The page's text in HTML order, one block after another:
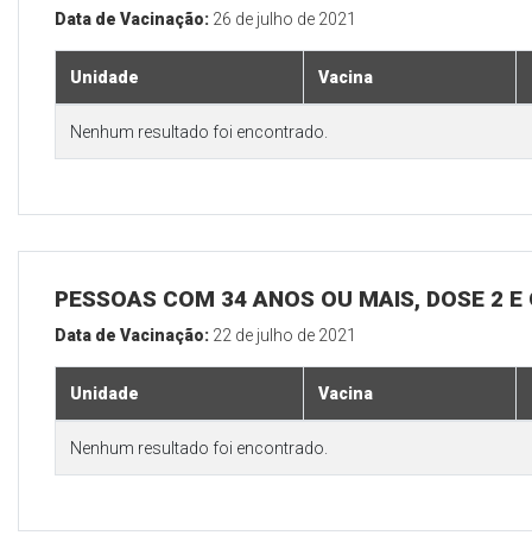
Data de Vacinação: 26 de julho de 2021
Unidade Vacina
Nenhum resultado foi encontrado.
PESSOAS COM 34 ANOS OU MAIS, DOSE 2 E
Data de Vacinação: 22 de julho de 2021
Unidade Vacina
Nenhum resultado foi encontrado.